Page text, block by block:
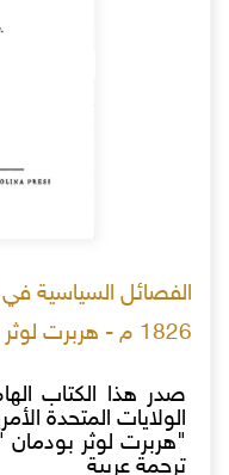
1826 م - هربرت لوثر بودمان
صدر هذا الكتاب
"هربرت لوثر بودمان "
ترجمة عربية